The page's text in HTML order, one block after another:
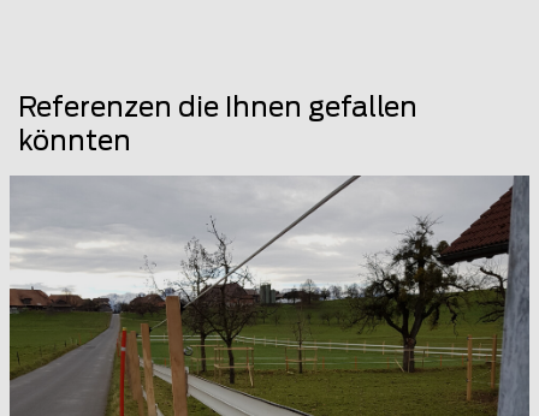
Referenzen die Ihnen gefallen
könnten